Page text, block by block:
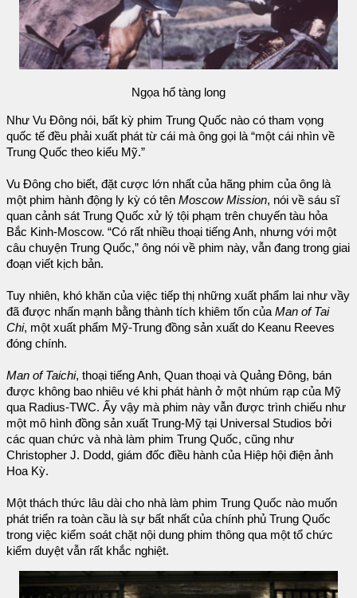
Ngọa hổ tàng long
Như Vu Đông nói, bất kỳ phim Trung Quốc nào có tham vọng
quốc tế đều phải xuất phát từ cái mà ông gọi là “một cái nhìn về
Trung Quốc theo kiểu Mỹ.”
Vu Đông cho biết, đặt cược lớn nhất của hãng phim của ông là
một phim hành động ly kỳ có tên Moscow Mission, nói về sáu sĩ
quan cảnh sát Trung Quốc xử lý tội phạm trên chuyến tàu hỏa
Bắc Kinh-Moscow. “Có rất nhiều thoại tiếng Anh, nhưng với một
câu chuyện Trung Quốc,” ông nói về phim này, vẫn đang trong giai
đoạn viết kịch bản.
Tuy nhiên, khó khăn của việc tiếp thị những xuất phẩm lai như vầy
đã được nhấn mạnh bằng thành tích khiêm tốn của Man of Tai
Chi, một xuất phẩm Mỹ-Trung đồng sản xuất do Keanu Reeves
đóng chính.
Man of Taichi, thoại tiếng Anh, Quan thoại và Quảng Đông, bán
được không bao nhiêu vé khi phát hành ở một nhúm rạp của Mỹ
qua Radius-TWC. Ấy vậy mà phim này vẫn được trình chiếu như
một mô hình đồng sản xuất Trung-Mỹ tại Universal Studios bởi
các quan chức và nhà làm phim Trung Quốc, cũng như
Christopher J. Dodd, giám đốc điều hành của Hiệp hội điện ảnh
Hoa Kỳ.
Một thách thức lâu dài cho nhà làm phim Trung Quốc nào muốn
phát triển ra toàn cầu là sự bất nhất của chính phủ Trung Quốc
trong việc kiểm soát chặt nội dung phim thông qua một tổ chức
kiểm duyệt vẫn rất khắc nghiệt.